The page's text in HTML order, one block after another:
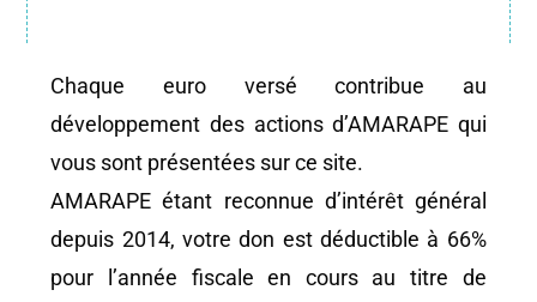
Chaque euro versé contribue au
développement des actions d’AMARAPE qui
vous sont présentées sur ce site.
AMARAPE étant reconnue d’intérêt général
depuis 2014, votre don est déductible à 66%
pour l’année fiscale en cours au titre de